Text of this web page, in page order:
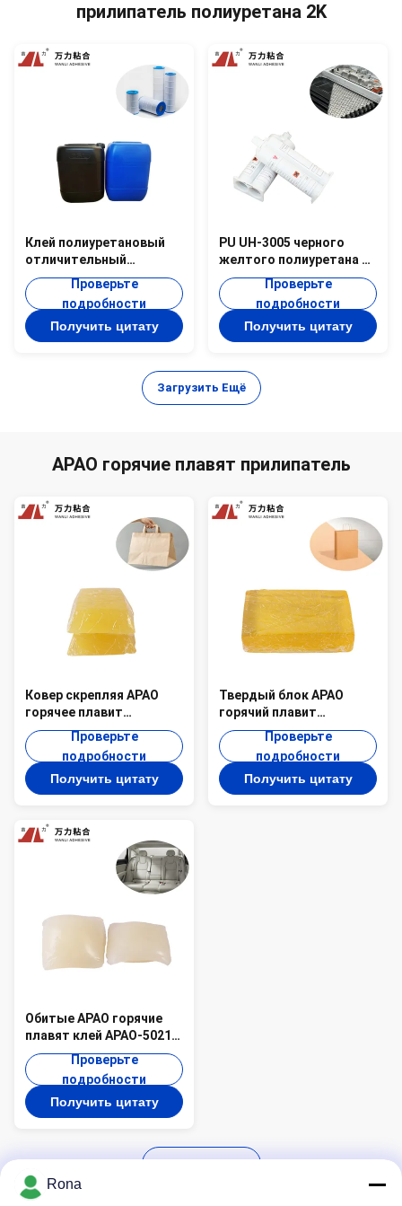
прилипатель полиуретана 2K
Клей полиуретановый
отличительный
2КПУ-802 700 МПа.с
Проверьте
подробности
Получить цитату
PU UH-3005 черного
желтого полиуретана 2K
слипчивый леча
Проверьте
подробности
Получить цитату
Загрузить Ещё
APAO горячие плавят прилипатель
Ковер скрепляя APAO
горячее плавит
слипчивый
высоковязкий
аморфический поли
олефин APAO-506B
альфы
Проверьте
подробности
Получить цитату
Твердый блок APAO
горячий плавит
слипчивые составные
упаковочные
материалы APAO-505D-
New
Проверьте
подробности
Получить цитату
Обитые APAO горячие
плавят клей APAO-5021
студня слипчивого
автокресла твердый
Проверьте
подробности
Получить цитату
Загрузить Ещё
Rona